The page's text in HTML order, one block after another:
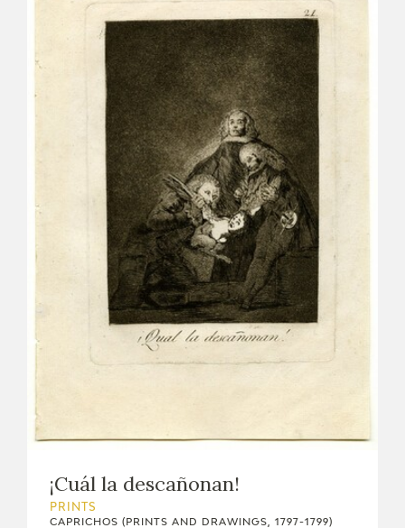
¡Cuál la descañonan!
PRINTS
CAPRICHOS (PRINTS AND DRAWINGS, 1797-1799)